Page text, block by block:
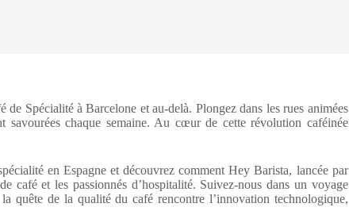
Spécialité à Barcelone et au-delà. Plongez dans les rues animées
chaque semaine. Au cœur de cette révolution caféinée
en Espagne et découvrez comment Hey Barista, lancée par
café et les passionnés d’hospitalité. Suivez-nous dans un voyage
quête de la qualité du café rencontre l’innovation technologique,